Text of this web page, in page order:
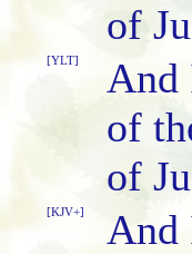
of
[YLT]
And
of
of
[KJV+] And